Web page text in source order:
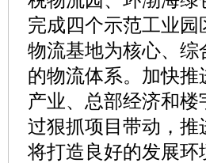
完成四个示范工业
物流基地为核心、
的物流体系。加快
产业、总部经济和
过狠抓项目带动，
将打造良好的发展